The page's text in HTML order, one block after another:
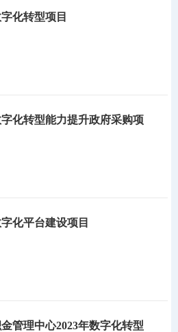
化转型项目
字化转型能力提升政府采购项
化平台建设项目
管理中心2023年数字化转型